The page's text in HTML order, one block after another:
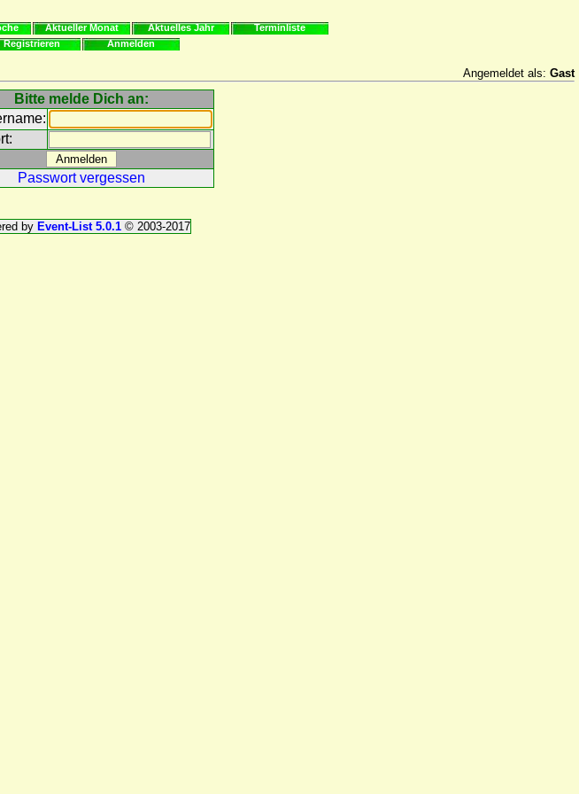
Aktueller Monat Aktuelles Jahr
Terminliste
Registrieren
Anmelden
Angemeldet als: Gast
Bitte melde Dich an:
Passwort vergessen
by Event-List 5.0.1© 2003-2017